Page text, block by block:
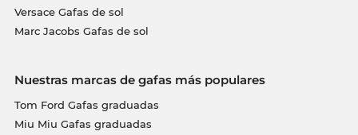
Versace Gafas de sol
Marc Jacobs Gafas de sol
Nuestras marcas de gafas más populares
Tom Ford Gafas graduadas
Miu Miu Gafas graduadas